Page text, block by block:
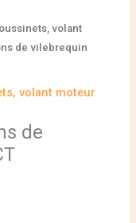
volant
de vilebrequin
volant moteur
de